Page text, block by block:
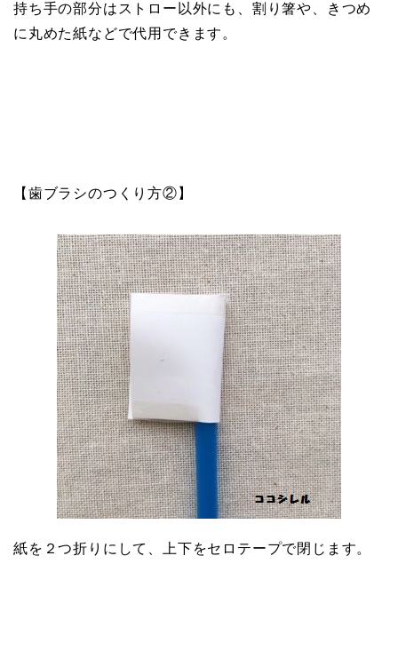
持ち手の部分はストロー以外にも、割り箸や、きつめ
に丸めた紙などで代用できます。
【歯ブラシのつくり方②】
紙を２つ折りにして、上下をセロテープで閉じます。